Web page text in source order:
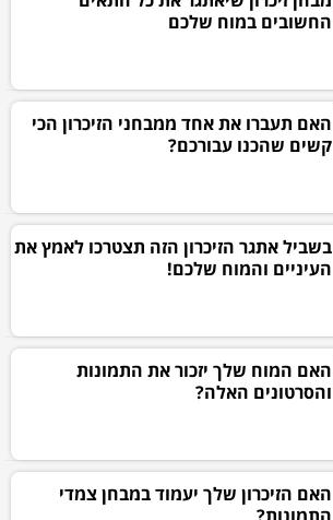
החשובים במוח שלכם
האם תעברו את אחד ממבחני הזיכרון הכי
קשים שהכנו עבורכם?
בשביל אתגר הזיכרון הזה תצטרכו לאמץ את
העיניים והמוח שלכם!
האם המוח שלך יזכור את התמונות
והסרטונים האלה?
האם הזיכרון שלך יעמוד במבחן צמדי